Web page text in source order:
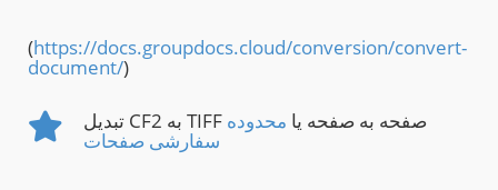
(https://docs.groupdocs.cloud/conversion/convert-
document/)
تبدیل CF2 به TIFF صفحه به صفحه یا محدوده
سفارشی صفحات